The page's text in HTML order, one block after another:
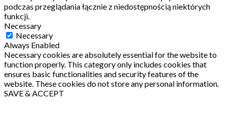
podczas przeglądania łącznie z niedostępnością niektórych
funkcji.
Necessary
Necessary
Always Enabled
Necessary cookies are absolutely essential for the website to
function properly. This category only includes cookies that
ensures basic functionalities and security features of the
website. These cookies do not store any personal information.
SAVE & ACCEPT